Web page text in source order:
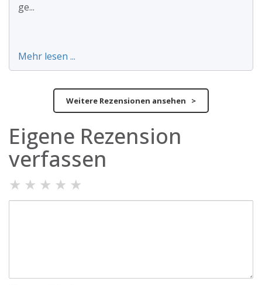
ge...
Mehr lesen ...
Weitere Rezensionen ansehen >
Eigene Rezension
verfassen
★ ★ ★ ★ ★